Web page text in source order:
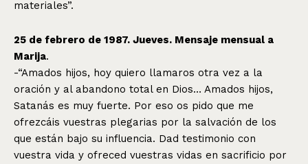
materiales”.
25 de febrero de 1987. Jueves. Mensaje mensual a
Marija.
-“Amados hijos, hoy quiero llamaros otra vez a la
oración y al abandono total en Dios… Amados hijos,
Satanás es muy fuerte. Por eso os pido que me
ofrezcáis vuestras plegarias por la salvación de los
que están bajo su influencia. Dad testimonio con
vuestra vida y ofreced vuestras vidas en sacrificio por